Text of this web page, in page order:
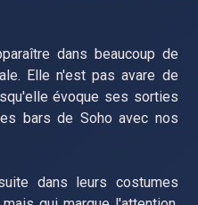
dans beaucoup de
Elle n'est pas avare de
évoque ses sorties
bars de Soho avec nos
dans leurs costumes